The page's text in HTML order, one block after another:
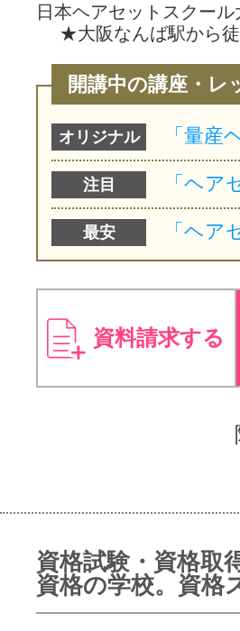
日本ヘアセットスクー
★大阪なんば駅から
開講中の講座・レ
オリジナル
注目
最安
資料請求する
資格試験・資格取
資格の学校。資格